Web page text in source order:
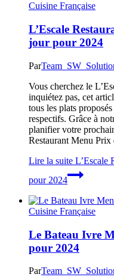
Cuisine Française
L’Escale
jour pour 2024
Par
Vous cherchez le
inquiétez pas, cet
tous les plats
respectifs. Grâce à
planifier votre
Restaurant Menu
Lire la suite L’Escale
pour 2024
Cuisine Française
Le Bateau Ivre
pour 2024
Par